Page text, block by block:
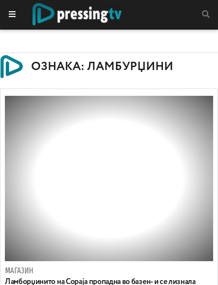
ОЗНАКА: ЛАМБУРЏИНИ
МАГАЗИН
Ламборџинито на Сораја пропадна во базен- и се лизнала